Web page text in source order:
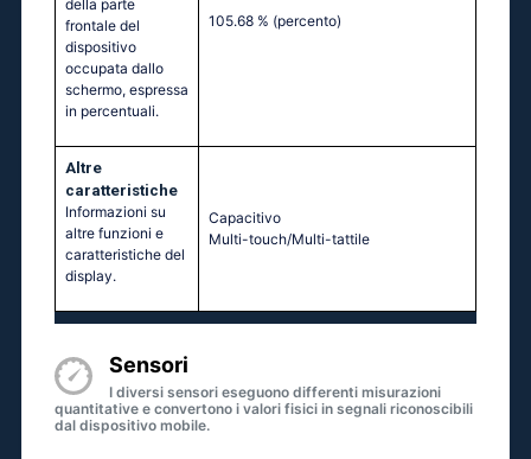
della parte
frontale del
dispositivo
occupata dallo
schermo, espressa
in percentuali.
105.68 % (percento)
Altre
caratteristiche
Informazioni su
altre funzioni e
caratteristiche del
display.
Capacitivo
Multi-touch/Multi-tattile
Sensori
I diversi sensori eseguono differenti misurazioni
quantitative e convertono i valori fisici in segnali riconoscibili
dal dispositivo mobile.